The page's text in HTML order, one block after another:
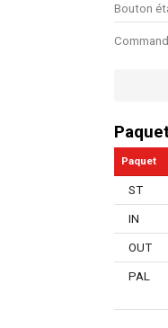
Bouton
Manuel
Type de
Poignée
Système
Paquet
ST
IN
OUT
PAL